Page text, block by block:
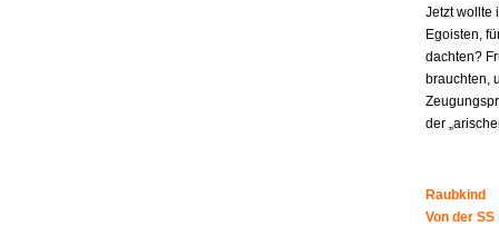
Jetzt wollte
Egoisten,
dachten?
brauchten,
der
Raubkind
Von der